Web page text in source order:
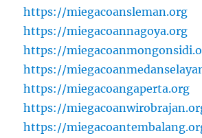
https://miegacoansleman.org
https://miegacoannagoya.org
https://
https://
https://miegacoangaperta.org
https://
https://